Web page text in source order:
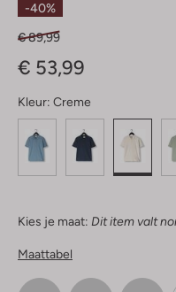
-40%
€ 89,99
€ 53,99
Kleur: Creme
Kies je maat: Dit item valt
Maattabel